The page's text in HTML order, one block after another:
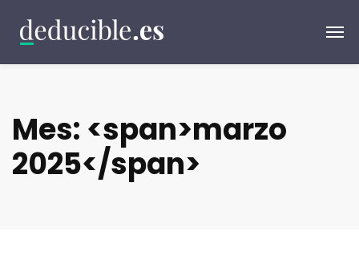
Mes: <span>marzo
2025</span>